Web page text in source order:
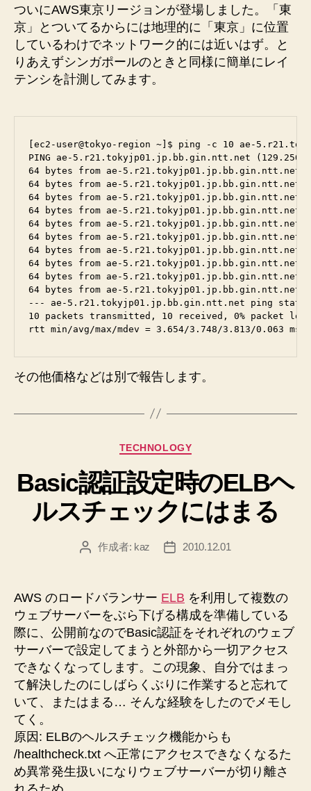
定”
ついにAWS東京リージョンが登場しました。「東
京」とついてるからには地理的に「東京」に位置
しているわけでネットワーク的には近いはず。と
りあえずシンガポールのときと同様に簡単にレイ
テンシを計測してみます。
[ec2-user@tokyo-region ~]$ ping -c 10 ae-
PING ae-5.r21.tokyjp01.jp.bb.gin.ntt.net
64 bytes from ae-5.r21.tokyjp01.jp.bb.gin.ntt.net
64 bytes from ae-5.r21.tokyjp01.jp.bb.gin.ntt.net
64 bytes from ae-5.r21.tokyjp01.jp.bb.gin.ntt.net
64 bytes from ae-5.r21.tokyjp01.jp.bb.gin.ntt.net
64 bytes from ae-5.r21.tokyjp01.jp.bb.gin.ntt.net
64 bytes from ae-5.r21.tokyjp01.jp.bb.gin.ntt.net
64 bytes from ae-5.r21.tokyjp01.jp.bb.gin.ntt.net
64 bytes from ae-5.r21.tokyjp01.jp.bb.gin.ntt.net
64 bytes from ae-5.r21.tokyjp01.jp.bb.gin.ntt.net
64 bytes from ae-5.r21.tokyjp01.jp.bb.gin.ntt.net
--- ae-5.r21.tokyjp01.jp.bb.gin.ntt.net ping
10 packets transmitted, 10 received, 0% packet
その他価格などは別で報告します。
カ
ゴ
リ
ー
TECHNOLOGY
Basic認証設定時のELBヘ
ルスチェックにはまる
投
作成者: kaz
投
2010.12.01
AWS のロードバランサー ELB を利用して複数の
ウェブサーバーをぶら下げる構成を準備している
際に、公開前なのでBasic認証をそれぞれのウェブ
サーバーで設定してまうと外部から一切アクセス
できなくなってします。この現象、自分ではまっ
て解決したのにしばらくぶりに作業すると忘れて
いて、またはまる… そんな経験をしたのでメモし
てく。
原因: ELBのヘルスチェック機能からも
/healthcheck.txt へ正常にアクセスできなくなるた
め異常発生扱いになりウェブサーバーが切り離さ